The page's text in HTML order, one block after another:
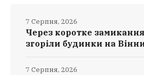
Через коротке
згоріли будинки на
7 Серпня, 2026
7 Серпня, 2026